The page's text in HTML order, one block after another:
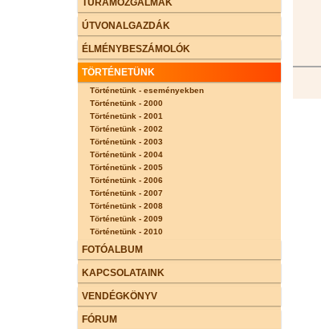
ÚTVONALGAZDÁK
ÉLMÉNYBESZÁMOLÓK
TÖRTÉNETÜNK
Történetünk - eseményekben
Történetünk - 2000
Történetünk - 2001
Történetünk - 2002
Történetünk - 2003
Történetünk - 2004
Történetünk - 2005
Történetünk - 2006
Történetünk - 2007
Történetünk - 2008
Történetünk - 2009
Történetünk - 2010
FOTÓALBUM
KAPCSOLATAINK
VENDÉGKÖNYV
FÓRUM